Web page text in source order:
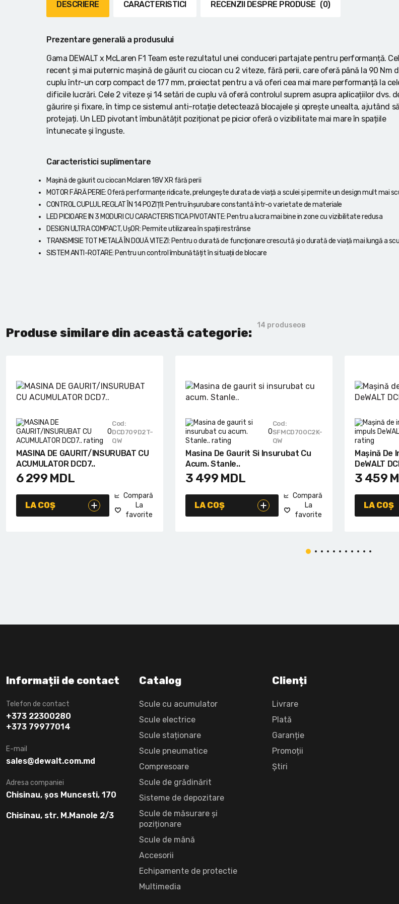
Alte scule cu acumulator
DESCRIERE CARACTERISTICI RECENZII DESPRE PRODUSE (0)
Prezentare generală a produsului
Gama DEWALT x McLaren F1 Team este rezultatul unei conduceri partajate pentru performanță.
recent și mai puternic mașină de găurit cu ciocan cu 2 viteze, fără perii, care oferă până la 90 Nm
cuplu într-un corp compact de 177 mm, proiectat pentru a vă oferi cea mai mare performanță la
dificile lucrări. Cele 2 viteze și 14 setări de cuplu vă oferă controlul suprem asupra aplicațiilor dvs.
găurire și fixare, în timp ce sistemul anti-rotație detectează blocajele și oprește unealta, ajutând
protejați. Un LED pivotant îmbunătățit poziționat pe picior oferă o vizibilitate mai mare în spațiile
întunecate și înguste.
Caracteristici suplimentare
Mașină de găurit cu ciocan Mclaren 18V XR fără perii
MOTOR FĂRĂ PERIE: Oferă performanțe ridicate, prelungește durata de viață a sculei și permite un design mult mai
CONTROL CUPLUL REGLAT ÎN 14 POZIȚII: Pentru înșurubare constantă într-o varietate de materiale
LED PICIOARE IN 3 MODURI CU CARACTERISTICA PIVOTANTE: Pentru a lucra mai bine in zone cu vizibilitate redusa
DESIGN ULTRA COMPACT, UșOR: Permite utilizarea în spații restrânse
TRANSMISIE TOT METALĂ ÎN DOUĂ VITEZI: Pentru o durată de funcționare crescută și o durată de viață mai lungă a
SISTEM ANTI-ROTARE: Pentru un control îmbunătățit în situații de blocare
Produse similare din această categorie:
14 produseов
0
Cod:
DCD709D2T-
QW
MASINA DE GAURIT/INSURUBAT CU
ACUMULATOR DCD7..
6 299 MDL
LA COȘ
Compară
La
favorite
0
Cod:
SFMCD700C2K-
QW
Masina De Gaurit Si Insurubat Cu
Acum. Stanle..
3 499 MDL
LA COȘ
Compară
La
favorite
Mașină De
DeWALT
3 459
LA COȘ
Informații de contact
Telefon de contact
+373 22300280
+373 79977014
E-mail
sales@dewalt.com.md
Adresa companiei
Chisinau, șos Muncesti, 170
Chisinau, str. M.Manole 2/3
Catalog
Scule cu acumulator
Scule electrice
Scule staționare
Scule pneumatice
Compresoare
Scule de grădinărit
Sisteme de depozitare
Scule de măsurare și
poziționare
Scule de mână
Accesorii
Echipamente de protectie
Multimedia
Clienți
Livrare
Plată
Garanție
Promoții
Știri